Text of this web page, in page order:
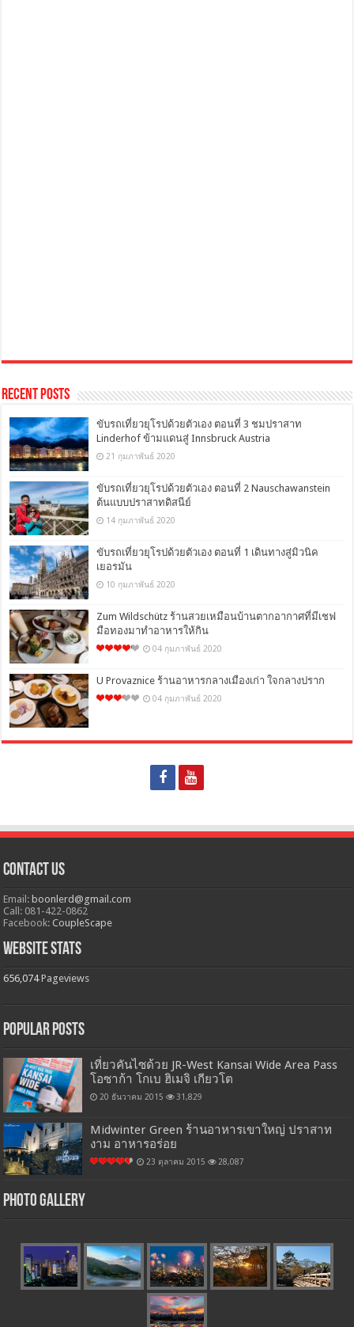
Recent Posts
ขับรถเที่ยวยุโรปด้วยตัวเอง ตอนที่ 3 ชมปราสาท
Linderhof ข้ามแดนสู่ Innsbruck Austria
21 กุมภาพันธ์ 2020
ขับรถเที่ยวยุโรปด้วยตัวเอง ตอนที่ 2 Nauschawanstein
ต้นแบบปราสาทดิสนีย์
14 กุมภาพันธ์ 2020
ขับรถเที่ยวยุโรปด้วยตัวเอง ตอนที่ 1 เดินทางสู่มิวนิค
เยอรมัน
10 กุมภาพันธ์ 2020
Zum Wildschütz ร้านสวยเหมือนบ้านตากอากาศที่มีเชฟ
มือทองมาทำอาหารให้กิน
04 กุมภาพันธ์ 2020
U Provaznice ร้านอาหารกลางเมืองเก่า ใจกลางปราก
04 กุมภาพันธ์ 2020
Contact Us
Email: boonlerd@gmail.com
Call: 081-422-0862
Facebook:CoupleScape
Website Stats
656,074 Pageviews
Popular Posts
เที่ยวคันไซด้วย JR-West Kansai Wide Area Pass
โอซาก้า โกเบ ฮิเมจิ เกียวโต
20 ธันวาคม 2015 31,829
Midwinter Green ร้านอาหารเขาใหญ่ ปราสาท
งาม อาหารอร่อย
23 ตุลาคม 2015 28,087
Photo Gallery